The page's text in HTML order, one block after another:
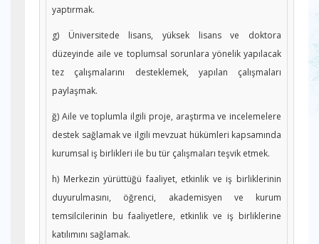
yaptırmak.
g) Üniversitede lisans, yüksek lisans ve doktora
düzeyinde aile ve toplumsal sorunlara yönelik yapılacak
tez çalışmalarını desteklemek, yapılan çalışmaları
paylaşmak.
ğ) Aile ve toplumla ilgili proje, araştırma ve incelemelere
destek sağlamak ve ilgili mevzuat hükümleri kapsamında
kurumsal iş birlikleri ile bu tür çalışmaları teşvik etmek.
h) Merkezin yürüttüğü faaliyet, etkinlik ve iş birliklerinin
duyurulmasını, öğrenci, akademisyen ve kurum
temsilcilerinin bu faaliyetlere, etkinlik ve iş birliklerine
katılımını sağlamak.